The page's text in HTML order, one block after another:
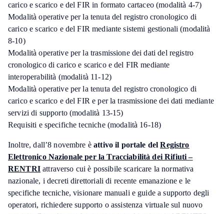
carico e scarico e del FIR in formato cartaceo (modalità 4-7)
Modalità operative per la tenuta del registro cronologico di
carico e scarico e del FIR mediante sistemi gestionali (modalità
8-10)
Modalità operative per la trasmissione dei dati del registro
cronologico di carico e scarico e del FIR mediante
interoperabilità (modalità 11-12)
Modalità operative per la tenuta del registro cronologico di
carico e scarico e del FIR e per la trasmissione dei dati mediante
servizi di supporto (modalità 13-15)
Requisiti e specifiche tecniche (modalità 16-18)
Inoltre, dall’8 novembre èattivo il portale delRegistro
Elettronico Nazionale per la Tracciabilità dei Rifiuti –
RENTRIattraverso cui è possibile scaricare la normativa
nazionale, i decreti direttoriali di recente emanazione e le
specifiche tecniche, visionare manuali e guide a supporto degli
operatori, richiedere supporto o assistenza virtuale sul nuovo